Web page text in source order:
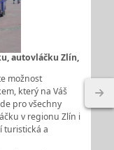
autovláčku Zlín,
možnost
který na Váš
pro všechny
v regionu Zlín i
turistická a